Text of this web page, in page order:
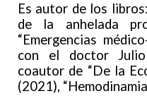
Es autor de los
de la anhelada
“Emergencias
con el doctor
coautor de “De la
(2021),